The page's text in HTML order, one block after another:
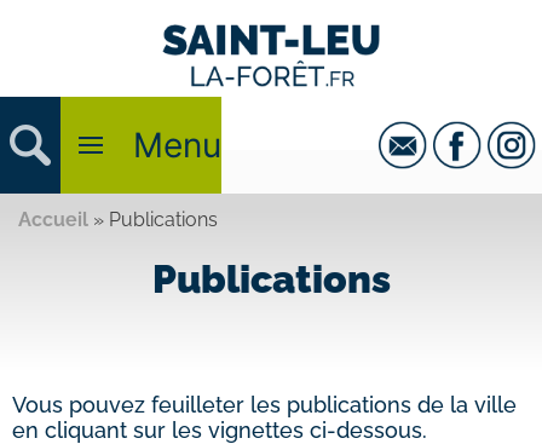
Menu
Accueil » Publications
Publications
Vous pouvez feuilleter les publications de la ville
en cliquant sur les vignettes ci-dessous.